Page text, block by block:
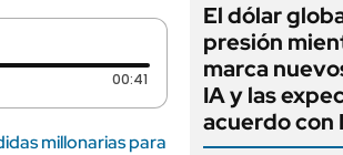
00:41 Duración: 41 segundos
millonarias para
El dólar
presión
marca
IA y las
acuerdo con